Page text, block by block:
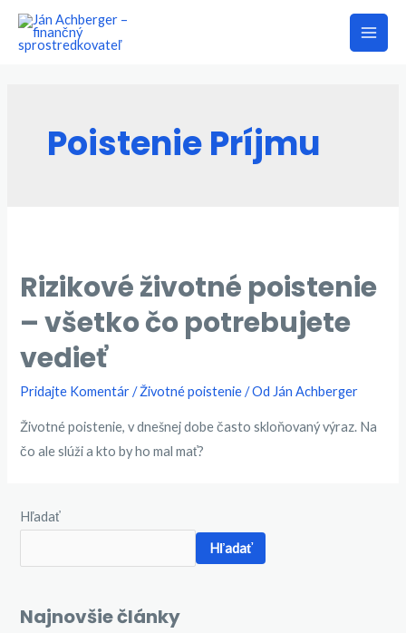
Preskočiť
Main
Poistenie Príjmu
Rizikové životné poistenie
– všetko čo potrebujete
vedieť
Pridajte Komentár /Životné poistenie/ Od Ján Achberger
Životné poistenie, v dnešnej dobe často skloňovaný výraz. Na
čo ale slúži a kto by ho mal mať?
Hľadať
Hľadať
Najnovšie články